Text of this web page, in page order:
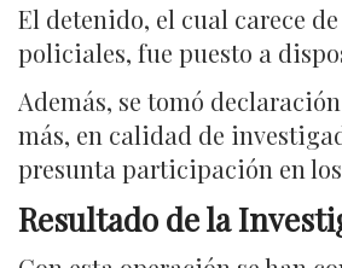
El detenido, el cual carece
policiales, fue puesto a
Además, se tomó
más, en calidad de
presunta participación en
Resultado de la